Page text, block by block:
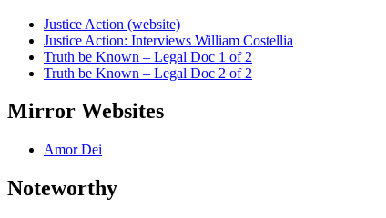
Justice Action (website)
Justice Action: Interviews William Costellia
Truth be Known – Legal Doc 1 of 2
Truth be Known – Legal Doc 2 of 2
Mirror Websites
Amor Dei
Noteworthy